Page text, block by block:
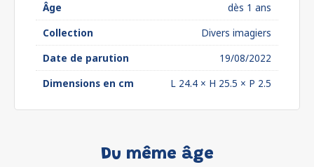
Âge
dès 1 ans
Collection
Divers imagiers
Date de parution
19/08/2022
Dimensions en cm
L 24.4 × H 25.5 × P 2.5
Du même âge